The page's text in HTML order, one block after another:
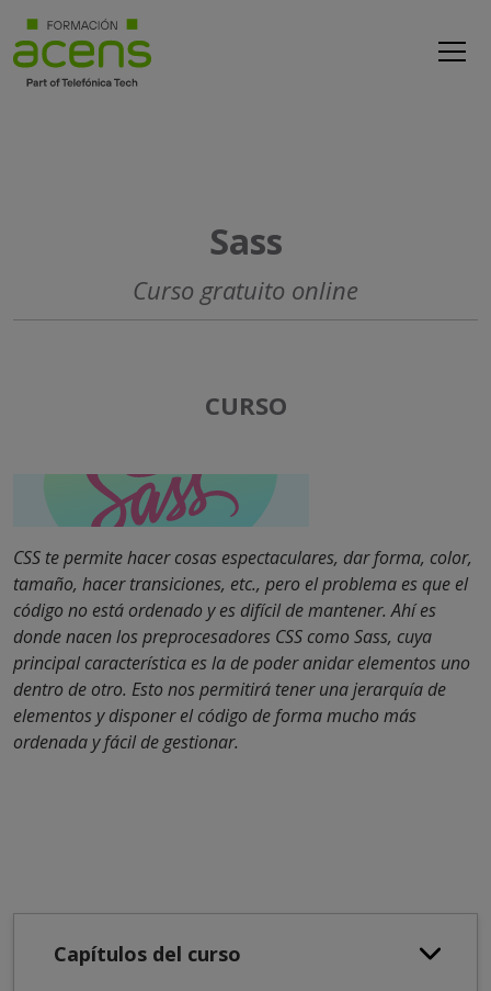
Sass
Curso gratuito online
CURSO
CSS te permite hacer cosas espectaculares, dar forma, color,
tamaño, hacer transiciones, etc., pero el problema es que el
código no está ordenado y es difícil de mantener. Ahí es
donde nacen los preprocesadores CSS como Sass, cuya
principal característica es la de poder anidar elementos uno
dentro de otro. Esto nos permitirá tener una jerarquía de
elementos y disponer el código de forma mucho más
ordenada y fácil de gestionar.
Capítulos del curso